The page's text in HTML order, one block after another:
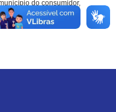
do consumidor,